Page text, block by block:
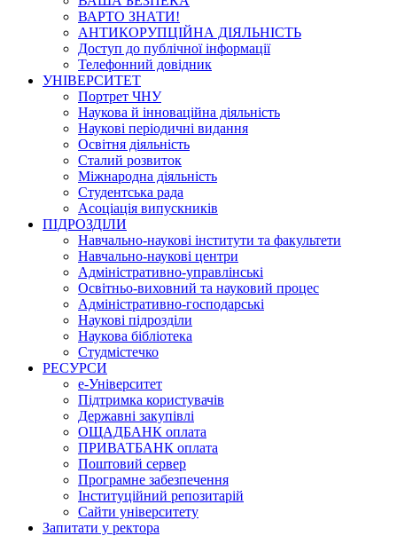
ВАРТО ЗНАТИ!
АНТИКОРУПЦІЙНА ДІЯЛЬНІСТЬ
Доступ до публічної інформації
Телефонний довідник
УНІВЕРСИТЕТ
Портрет ЧНУ
Наукова й інноваційна діяльність
Наукові періодичні видання
Освітня діяльність
Сталий розвиток
Міжнародна діяльність
Студентська рада
Асоціація випускників
ПІДРОЗДІЛИ
Навчально-наукові інститути та факультети
Навчально-наукові центри
Адміністративно-управлінські
Освітньо-виховний та науковий процес
Адміністративно-господарські
Наукові підрозділи
Наукова бібліотека
Студмістечко
РЕСУРСИ
е-Університет
Підтримка користувачів
Державні закупівлі
ОЩАДБАНК оплата
ПРИВАТБАНК оплата
Поштовий сервер
Програмне забезпечення
Інституційний репозитарій
Сайти університету
Запитати у ректора